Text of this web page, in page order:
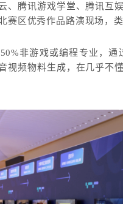
、腾讯游戏学堂、腾讯互
赛区优秀作品路演现场，
非游戏或编程专业，
视频物料生成，在几乎不